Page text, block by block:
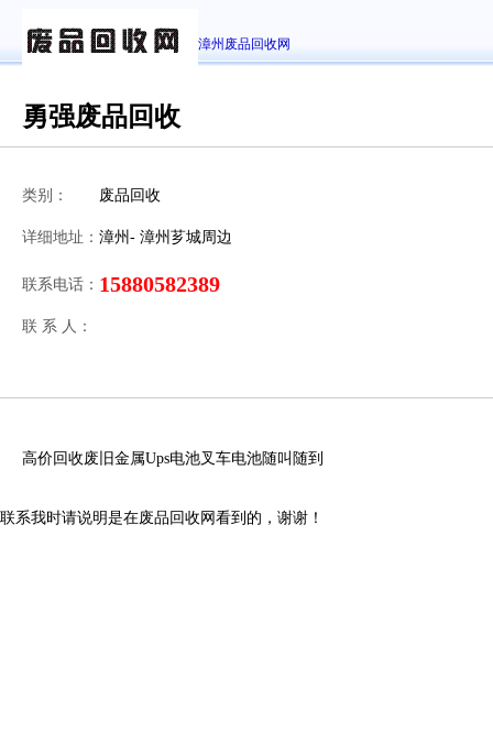
漳州废品回收网
勇强废品回收
类别： 废品回收
详细地址： 漳州- 漳州芗城周边
联系电话： 15880582389
联 系 人：
高价回收废旧金属Ups电池叉车电池随叫随到
联系我时请说明是在废品回收网看到的，谢谢！